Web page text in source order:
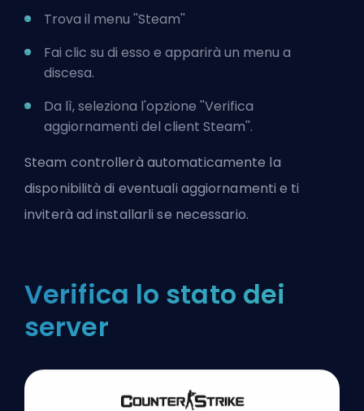
Trova il menu ''Steam''
Fai clic su di esso e apparirà un menu a
discesa.
Da lì, seleziona l'opzione ''Verifica
aggiornamenti del client Steam''.
Steam controllerà automaticamente la
disponibilità di eventuali aggiornamenti e ti
inviterà ad installarli se necessario.
Verifica lo stato dei
server